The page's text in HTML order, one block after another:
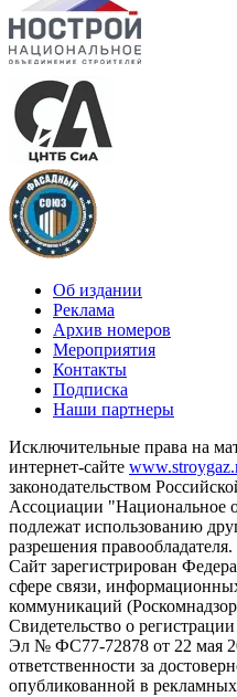
Об издании
Реклама
Архив номеров
Мероприятия
Контакты
Подписка
Наши партнеры
Исключительные права на
интернет-сайте
законодательством
Ассоциации "Национальное
подлежат использованию
разрешения правообладателя.
Сайт зарегистрирован
сфере связи,
коммуникаций
Свидетельство о
Эл № ФС77-72878 от 22 мая
ответственности за
опубликованной в